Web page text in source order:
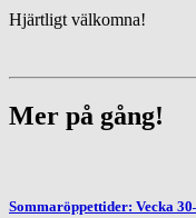
Hjärtligt välkomna!
Mer på gång!
Sommaröppettider: Vecka